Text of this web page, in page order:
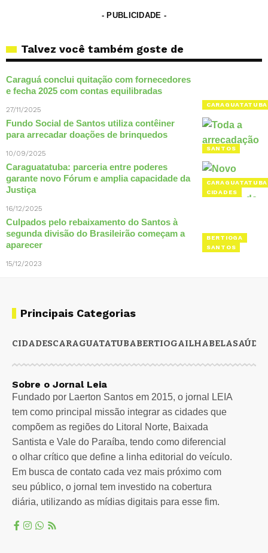
- PUBLICIDADE -
Talvez você também goste de
CARAGUATATUBA
Caraguá conclui quitação com fornecedores
e fecha 2025 com contas equilibradas
27/11/2025
SANTOS
Fundo Social de Santos utiliza contêiner
para arrecadar doações de brinquedos
10/09/2025
CARAGUATATUBA
CIDADES
Caraguatatuba: parceria entre poderes
garante novo Fórum e amplia capacidade da
Justiça
16/12/2025
BERTIOGA
SANTOS
Culpados pelo rebaixamento do Santos à
segunda divisão do Brasileirão começam a
aparecer
15/12/2023
Principais Categorias
CIDADESCARAGUATATUBABERTIOGAILHABELASAÚDE
Sobre o Jornal Leia
Fundado por Laerton Santos em 2015, o jornal LEIA
tem como principal missão integrar as cidades que
compõem as regiões do Litoral Norte, Baixada
Santista e Vale do Paraíba, tendo como diferencial
o olhar crítico que define a linha editorial do veículo.
Em busca de contato cada vez mais próximo com
seu público, o jornal tem investido na cobertura
diária, utilizando as mídias digitais para esse fim.